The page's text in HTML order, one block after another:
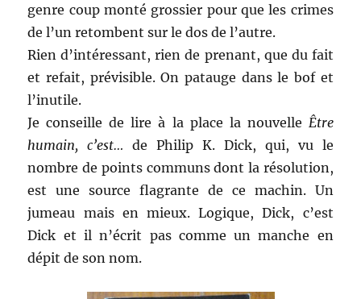
genre coup monté grossier pour que les crimes
de l’un retombent sur le dos de l’autre.
Rien d’intéressant, rien de prenant, que du fait
et refait, prévisible. On patauge dans le bof et
l’inutile.
Je conseille de lire à la place la nouvelle Être
humain, c’est… de Philip K. Dick, qui, vu le
nombre de points communs dont la résolution,
est une source flagrante de ce machin. Un
jumeau mais en mieux. Logique, Dick, c’est
Dick et il n’écrit pas comme un manche en
dépit de son nom.